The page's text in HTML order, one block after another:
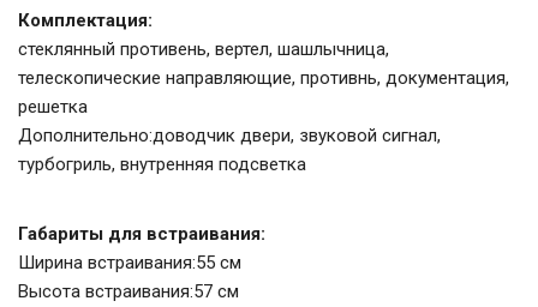
Комплектация:
стеклянный противень, вертел, шашлычница,
телескопические направляющие, противнь, документация,
решетка
Дополнительно:доводчик двери, звуковой сигнал,
турбогриль, внутренняя подсветка
Габариты для встраивания:
Ширина встраивания:55 см
Высота встраивания:57 см